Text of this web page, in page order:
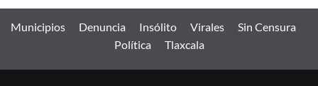
Municipios Denuncia Insólito Virales
Sin Censura
Política
Tlaxcala